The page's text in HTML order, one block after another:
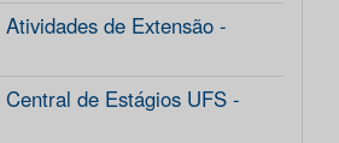
de Extensão -
de Estágios UFS -